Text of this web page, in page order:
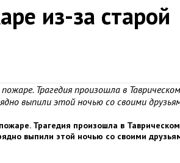
из-за старой
Трагедия произошла в Таврическом
выпили этой ночью со своими
Трагедия произошла в Таврическом
выпили этой ночью со своими